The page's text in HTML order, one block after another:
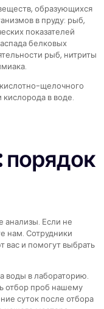
образующихся
в пруду: рыб,
показателей
белковых
рыб, нитриты
щелочного
в воде.
анализы. Если не
нам. Сотрудники
вас и помогут выбрать
воды в лабораторию.
отбор проб нашему
суток после отбора